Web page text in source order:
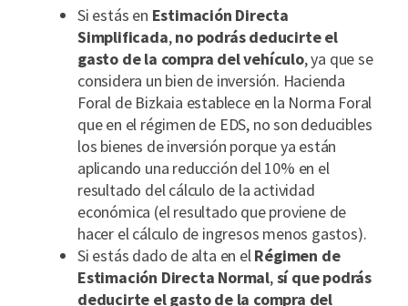
Si estás en Estimación Directa
Simplificada,no podrás deducirte el
gasto de la compra del vehículo, ya que se
considera un bien de inversión. Hacienda
Foral de Bizkaia establece en la Norma Foral
que en el régimen de EDS, no son deducibles
los bienes de inversión porque ya están
aplicando una reducción del 10% en el
resultado del cálculo de la actividad
económica (el resultado que proviene de
hacer el cálculo de ingresos menos gastos).
Si estás dado de alta en elRégimen de
Estimación Directa Normal,sí que podrás
deducirte el gasto de la compra del